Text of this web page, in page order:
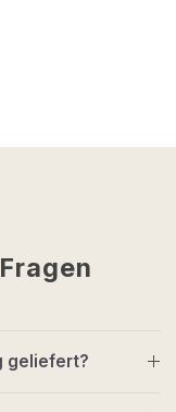
geliefert?